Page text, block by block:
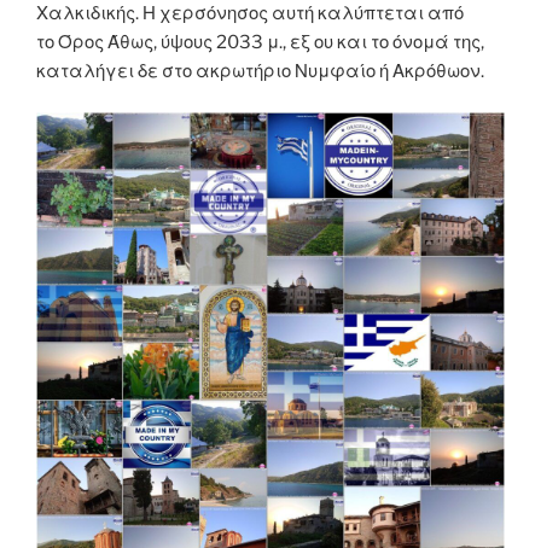
Χαλκιδικής. Η χερσόνησος αυτή καλύπτεται από
το Όρος Άθως, ύψους 2033 μ., εξ ου και το όνομά της,
καταλήγει δε στο ακρωτήριο Νυμφαίο ή Ακρόθωον.